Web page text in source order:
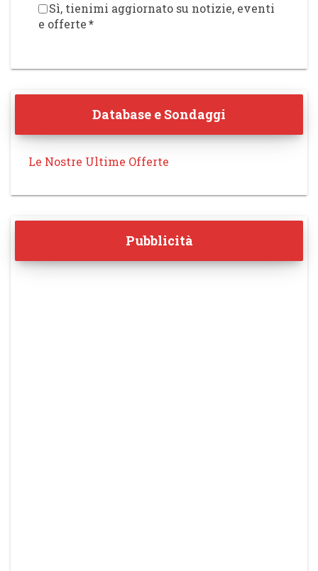
Sì, tienimi aggiornato su notizie, eventi
e offerte*
Database e Sondaggi
Le Nostre Ultime Offerte
Pubblicità